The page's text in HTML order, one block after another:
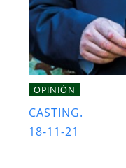
OPINIÓN
CASTING.
18-11-21